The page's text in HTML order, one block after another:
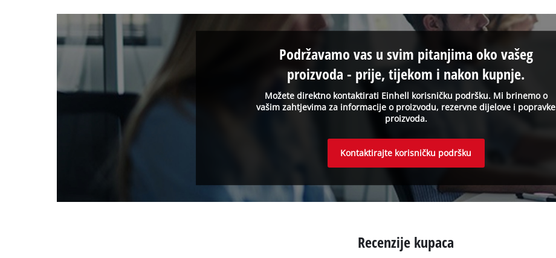
Možete direktno kontaktirati Einhell korisničku podršku. Mi brinemo o
vašim zahtjevima za informacije o proizvodu, rezervne dijelove i popravke
proizvoda.
Podržavamo vas u svim pitanjima oko vašeg
proizvoda - prije, tijekom i nakon kupnje.
Kontaktirajte korisničku podršku
Recenzije kupaca